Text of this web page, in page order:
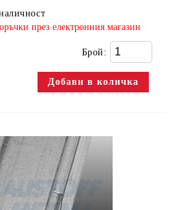
през електронния магазин
Брой: